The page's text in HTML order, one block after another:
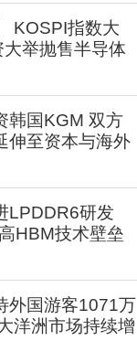
KOSPI指数大
举抛售半导体
韩国KGM 双方
伸至资本与海外
LPDDR6研发
HBM技术壁垒
外国游客1071万
洋洲市场持续增